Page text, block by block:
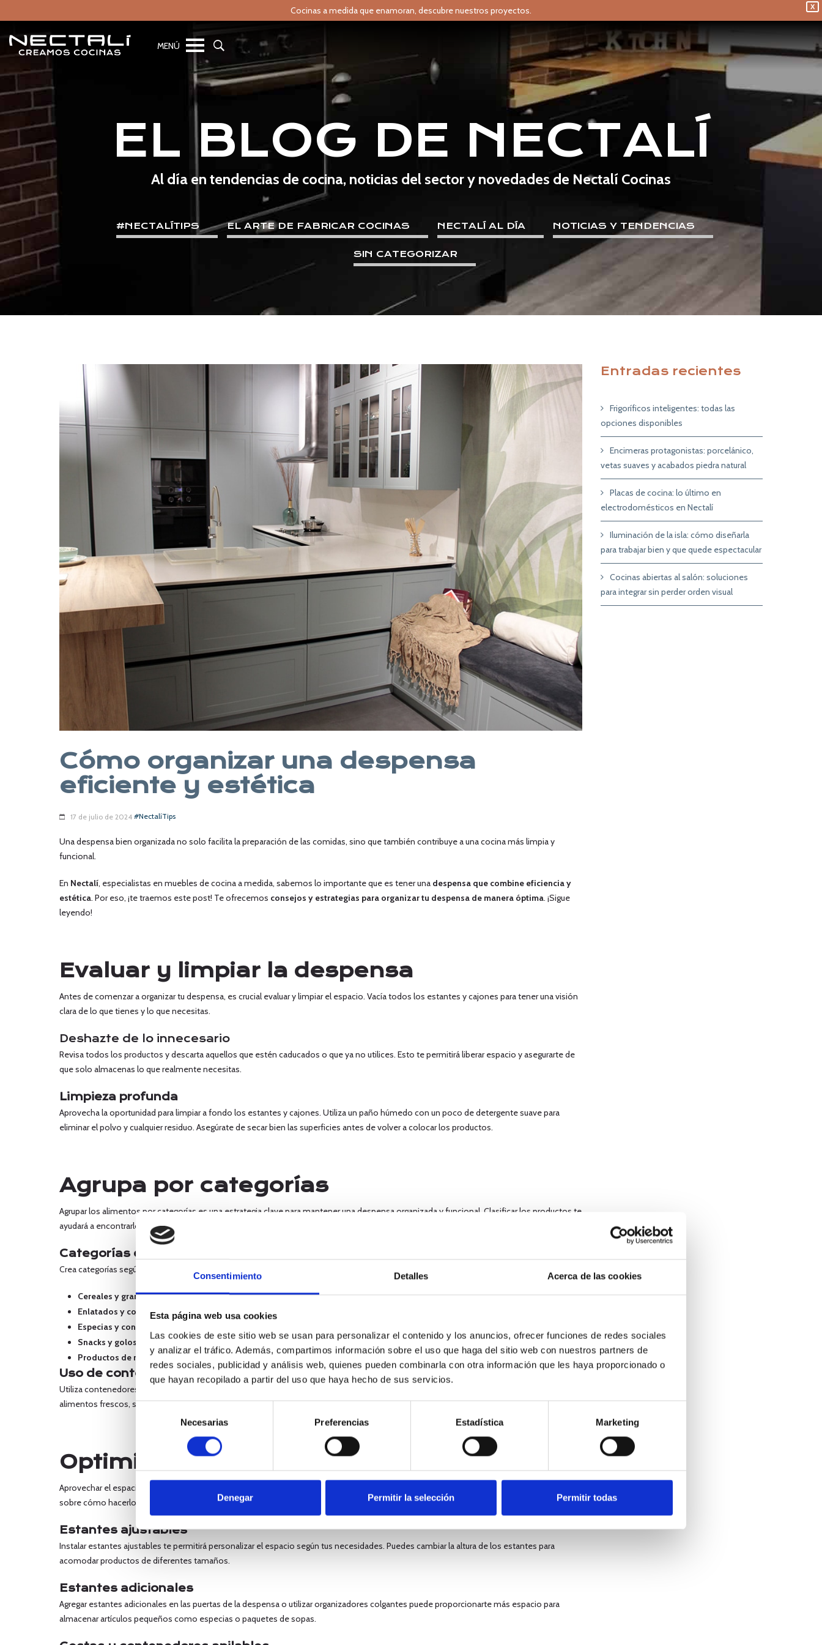
Consentimiento Detalles Acerca de las cookies
Esta página web usa cookies
Las cookies de este sitio web se usan para personalizar el contenido y los anuncios, ofrecer funciones de redes sociales
y analizar el tráfico. Además, compartimos información sobre el uso que haga del sitio web con nuestros partners de
redes sociales, publicidad y análisis web, quienes pueden combinarla con otra información que les haya proporcionado o
que hayan recopilado a partir del uso que haya hecho de sus servicios.
Selección
consentimiento
Necesarias Preferencias Estadística Marketing
Denegar Permitir la selección Permitir todas
X
Cocinas a medida que enamoran, descubre nuestros proyectos.
EL BLOG DE NECTALÍ
Al día en tendencias de cocina, noticias del sector y novedades de Nectalí Cocinas
#NECTALÍTIPS EL ARTE DE FABRICAR COCINAS NECTALÍ AL DÍA NOTICIAS Y TENDENCIAS
SIN CATEGORIZAR
Cómo organizar una despensa
eficiente y estética
17 de julio de 2024 #NectalíTips
Una despensa bien organizada no solo facilita la preparación de las comidas, sino que también contribuye a una cocina más limpia y
funcional.
En Nectalí, especialistas en muebles de cocina a medida, sabemos lo importante que es tener una despensa que combine eficiencia y
estética. Por eso, ¡te traemos este post! Te ofrecemos consejos y estrategias para organizar tu despensa de manera óptima. ¡Sigue
leyendo!
Evaluar y limpiar la despensa
Antes de comenzar a organizar tu despensa, es crucial evaluar y limpiar el espacio. Vacía todos los estantes y cajones para tener una visión
clara de lo que tienes y lo que necesitas.
Deshazte de lo innecesario
Revisa todos los productos y descarta aquellos que estén caducados o que ya no utilices. Esto te permitirá liberar espacio y asegurarte de
que solo almacenas lo que realmente necesitas.
Limpieza profunda
Aprovecha la oportunidad para limpiar a fondo los estantes y cajones. Utiliza un paño húmedo con un poco de detergente suave para
eliminar el polvo y cualquier residuo. Asegúrate de secar bien las superficies antes de volver a colocar los productos.
Agrupa por categorías
Agrupar los alimentos por categorías es una estrategia clave para mantener una despensa organizada y funcional. Clasificar los productos te
ayudará a encontrarlos rápidamente y a mantener el orden a largo plazo.
Categorías comunes
Crea categorías según los tipos de alimentos y productos que tienes. Algunas categorías comunes incluyen:
Cereales y granos: arroz, pasta, quinoa, avena.
Enlatados y conservas
: salsas, legumbres, frutas enlatadas.
Especias y condimentos
Snacks y golosinas: galletas, frutos secos, chocolates.
Productos de repostería: harina, azúcar, levadura, cacao.
Uso de contenedores y etiquetas
Utiliza contenedores transparentes y etiquétalos claramente para cada categoría. Los contenedores no solo ayudan a mantener los
alimentos frescos, sino que también aportan un aspecto limpio y uniforme a tu despensa.
Optimizar el espacio vertical
Aprovechar el espacio vertical es esencial para maximizar la capacidad de almacenamiento de tu despensa. Aquí te damos algunas ideas
sobre cómo hacerlo.
Estantes ajustables
Instalar estantes ajustables te permitirá personalizar el espacio según tus necesidades. Puedes cambiar la altura de los estantes para
acomodar productos de diferentes tamaños.
Estantes adicionales
Agregar estantes adicionales en las puertas de la despensa o utilizar organizadores colgantes puede proporcionarte más espacio para
almacenar artículos pequeños como especias o paquetes de sopas.
Entradas recientes
Frigoríficos inteligentes: todas las
opciones disponibles
Encimeras protagonistas: porcelánico,
vetas suaves y acabados piedra natural
Placas de cocina: lo último en
electrodomésticos en Nectalí
Iluminación de la isla: cómo diseñarla
para trabajar bien y que quede espectacular
Cocinas abiertas al salón: soluciones
para integrar sin perder orden visual